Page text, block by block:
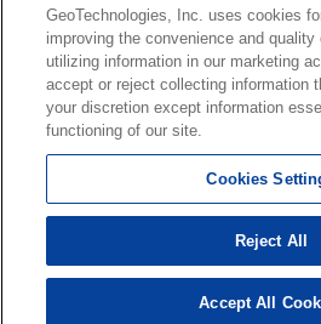
お取引等（お取引の準備、資金調達等
や契約条件等について、 各情報提供元
身でご確認の上、判断してください。
このコーナーへの物件情報のご掲載、そ
ョン等についての不動産会社様のお問合
します。
Copyright(c) At Home Co.,Ltd. このサイトに掲載してい
はアットホーム（株）またはその情報提供者に帰属します
本ページはプロモーションが含まれてい
検索結果を
GeoTechnologies, Inc. uses cookies
improving the convenience and
utilizing information in our marketing
accept or reject collecting information
your discretion except information
functioning of our site.
Cookies
Reject All
Accept All